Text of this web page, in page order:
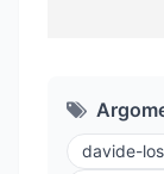
davide-